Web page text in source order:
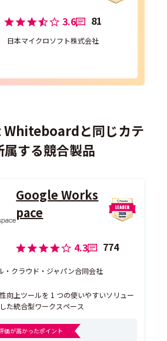
3.6 81
日本マイクロソフト株式会社
と同じカテ
属する競合製品
Google Works
pace
4.3 774
・クラウド・ジャパン合同会社
向上ツールを 1 つの使いやすいソリュー
た統合型ワークスペース
価が高かったポイント